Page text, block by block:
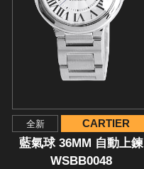
全新 CARTIER
藍氣球 36MM 自動上鍊
WSBB0048